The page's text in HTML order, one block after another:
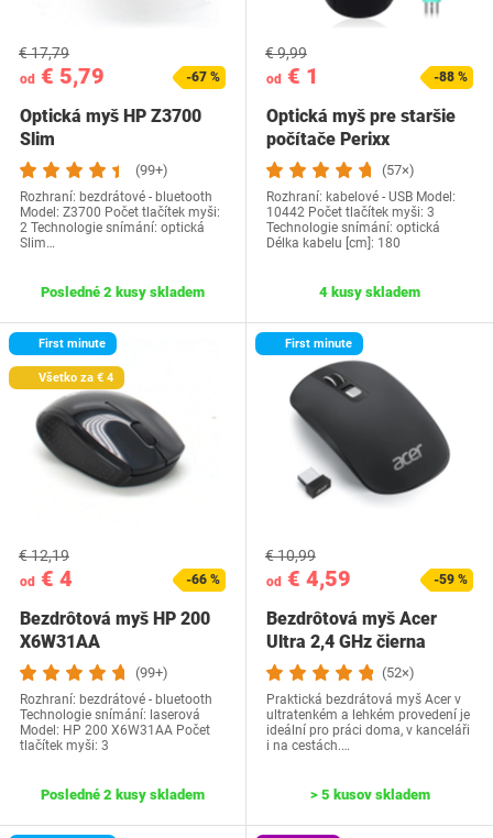
od € 5,79
€ 17,79
-67 %
Optická myš HP Z3700
Slim
(99+)
Rozhraní: bezdrátové - bluetooth
Model: Z3700 Počet tlačítek myši:
2 Technologie snímání: optická
Slim…
Posledné 2 kusy skladem
od € 1
€ 9,99
-88 %
Optická myš pre staršie
počítače Perixx
(57×)
Rozhraní: kabelové - USB Model:
10442 Počet tlačítek myši: 3
Technologie snímání: optická
Délka kabelu [cm]: 180
4 kusy skladem
First minute
Všetko za € 4
od € 4
€ 12,19
-66 %
Bezdrôtová myš HP 200
X6W31AA
(99+)
Rozhraní: bezdrátové - bluetooth
Technologie snímání: laserová
Model: HP 200 X6W31AA Počet
tlačítek myši: 3
Posledné 2 kusy skladem
First minute
od € 4,59
€ 10,99
-59 %
Bezdrôtová myš Acer
Ultra 2,4 GHz čierna
(52×)
Praktická bezdrátová myš Acer v
ultratenkém a lehkém provedení je
ideální pro práci doma, v kanceláři
i na cestách.…
> 5 kusov skladem